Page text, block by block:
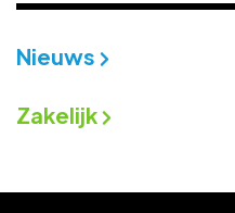
Nieuws
Zakelijk